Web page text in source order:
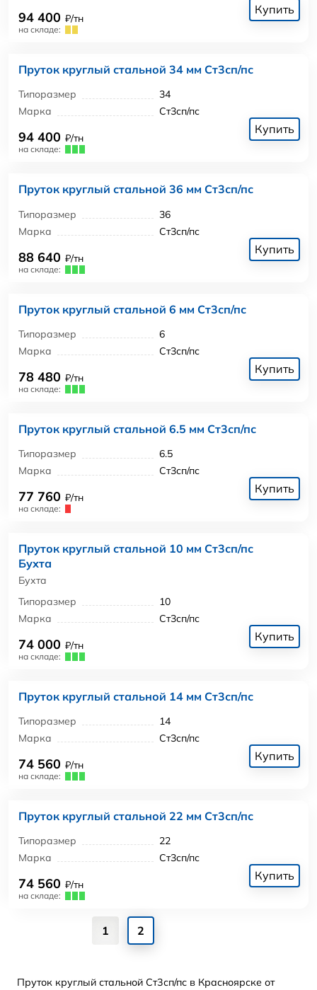
94 400 ₽/тн
на складе:
Купить
Пруток круглый стальной 34 мм Ст3сп/пс
Типоразмер
34
Марка
Ст3сп/пс
94 400 ₽/тн
на складе:
Купить
Пруток круглый стальной 36 мм Ст3сп/пс
Типоразмер
36
Марка
Ст3сп/пс
88 640 ₽/тн
на складе:
Купить
Пруток круглый стальной 6 мм Ст3сп/пс
Типоразмер
6
Марка
Ст3сп/пс
78 480 ₽/тн
на складе:
Купить
Пруток круглый стальной 6.5 мм Ст3сп/пс
Типоразмер
6.5
Марка
Ст3сп/пс
77 760 ₽/тн
на складе:
Купить
Пруток круглый стальной 10 мм Ст3сп/пс
Бухта
Бухта
Типоразмер
10
Марка
Ст3сп/пс
74 000 ₽/тн
на складе:
Купить
Пруток круглый стальной 14 мм Ст3сп/пс
Типоразмер
14
Марка
Ст3сп/пс
74 560 ₽/тн
на складе:
Купить
Пруток круглый стальной 22 мм Ст3сп/пс
Типоразмер
22
Марка
Ст3сп/пс
74 560 ₽/тн
на складе:
Купить
1 2
Пруток круглый стальной Ст3сп/пс в Красноярске от